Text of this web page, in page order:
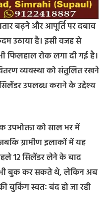
बढ़ने और आपूर्ति पर दबाव
उठाया है। इसी वजह से
फिलहाल रोक लगा दी गई है।
व्यवस्था को संतुलित रखने
उपलब्ध कराने के उद्देश्य
उपभोक्ता को साल भर में
ग्रामीण इलाकों में यह
12 सिलेंडर लेने के बाद
भी बुक कर सकते थे, लेकिन अब
बुकिंग स्वतः बंद हो जा रही